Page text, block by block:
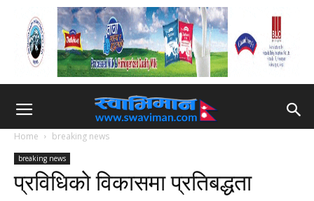
Home breaking news
breaking news
प्रविधिको विकासमा प्रतिबद्धता